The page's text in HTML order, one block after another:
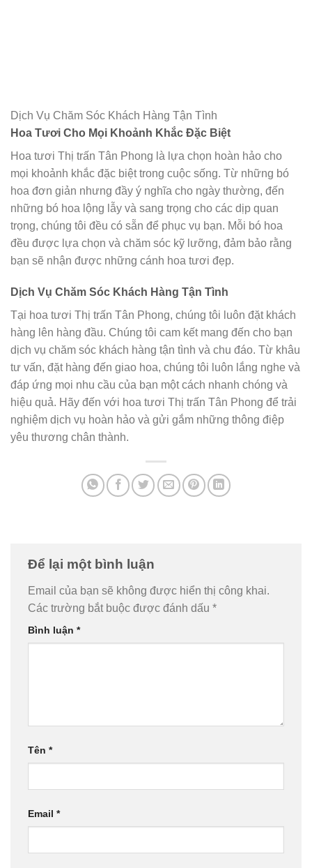
Dịch Vụ Chăm Sóc Khách Hàng Tận Tình
Hoa Tươi Cho Mọi Khoảnh Khắc Đặc Biệt
Hoa tươi Thị trấn Tân Phong là lựa chọn hoàn hảo cho
mọi khoảnh khắc đặc biệt trong cuộc sống. Từ những bó
hoa đơn giản nhưng đầy ý nghĩa cho ngày thường, đến
những bó hoa lộng lẫy và sang trọng cho các dịp quan
trọng, chúng tôi đều có sẵn để phục vụ bạn. Mỗi bó hoa
đều được lựa chọn và chăm sóc kỹ lưỡng, đảm bảo rằng
bạn sẽ nhận được những cánh hoa tươi đẹp.
Dịch Vụ Chăm Sóc Khách Hàng Tận Tình
Tại hoa tươi Thị trấn Tân Phong, chúng tôi luôn đặt khách
hàng lên hàng đầu. Chúng tôi cam kết mang đến cho bạn
dịch vụ chăm sóc khách hàng tận tình và chu đáo. Từ khâu
tư vấn, đặt hàng đến giao hoa, chúng tôi luôn lắng nghe và
đáp ứng mọi nhu cầu của bạn một cách nhanh chóng và
hiệu quả. Hãy đến với hoa tươi Thị trấn Tân Phong để trải
nghiệm dịch vụ hoàn hảo và gửi gắm những thông điệp
yêu thương chân thành.
Để lại một bình luận
Email của bạn sẽ không được hiển thị công khai.
Các trường bắt buộc được đánh dấu *
Bình luận *
Tên *
Email *